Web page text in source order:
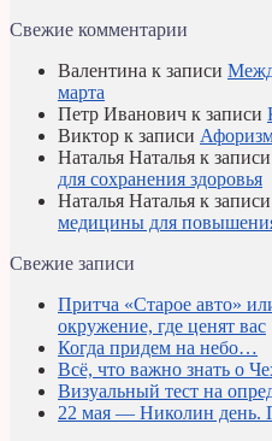
Свежие комментарии
Валентина к записи
марта
Петр Иванович к записи
Виктор к записи
Наталья Наталья к записи
для сохранения здоровья
Наталья Наталья к записи
медицины для
Свежие записи
Притча «Старое авто»
окружение, где ценят вас
Когда придем на небо…
Всё, что важно знать о
Визуальный тест на
22 мая — Николин день.